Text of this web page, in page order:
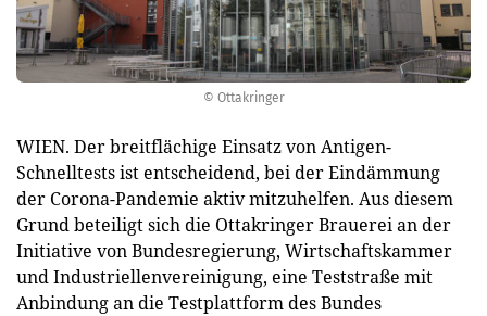
© Ottakringer
WIEN. Der breitflächige Einsatz von Antigen-
Schnelltests ist entscheidend, bei der Eindämmung
der Corona-Pandemie aktiv mitzuhelfen. Aus diesem
Grund beteiligt sich die Ottakringer Brauerei an der
Initiative von Bundesregierung, Wirtschaftskammer
und Industriellenvereinigung, eine Teststraße mit
Anbindung an die Testplattform des Bundes